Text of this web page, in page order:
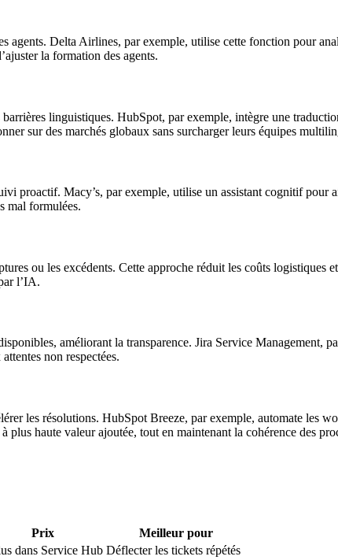
agents. Delta Airlines, par exemple, utilise cette fonction pour
la formation des agents.
linguistiques. HubSpot, par exemple, intègre une
sur des marchés globaux sans surcharger leurs équipes
proactif. Macy’s, par exemple, utilise un assistant cognitif pour
mal formulées.
ou les excédents. Cette approche réduit les coûts logistiques
l’IA.
améliorant la transparence. Jira Service Management,
non respectées.
les résolutions. HubSpot Breeze, par exemple, automate les
plus haute valeur ajoutée, tout en maintenant la cohérence des
Prix
Meilleur pour
dans Service Hub Déflecter les tickets répétés